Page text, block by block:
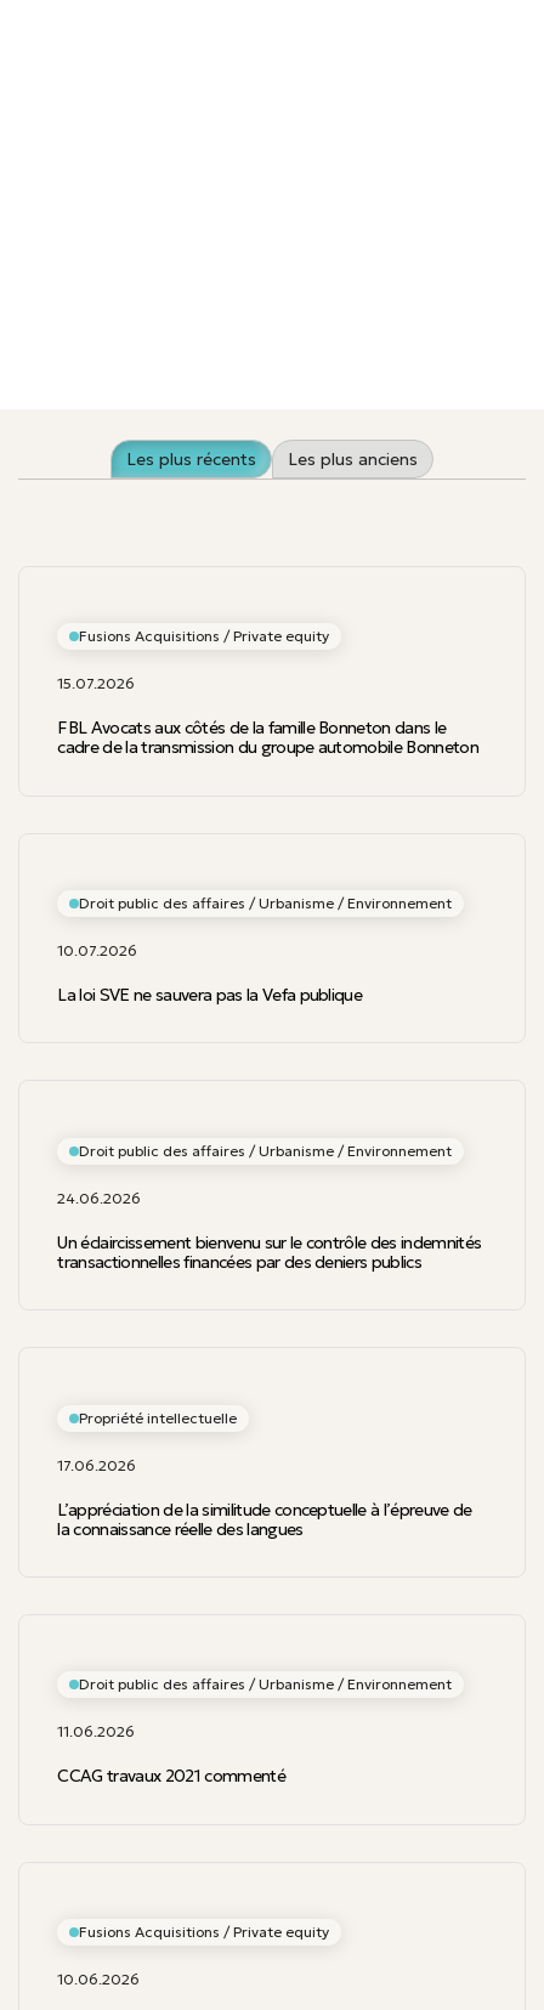
Les plus récents Les plus anciens
Fusions Acquisitions / Private equity
15.07.2026
FBL Avocats aux côtés de la famille Bonneton dans le
cadre de la transmission du groupe automobile Bonneton
Droit public des affaires / Urbanisme / Environnement
10.07.2026
La loi SVE ne sauvera pas la Vefa publique
Droit public des affaires / Urbanisme / Environnement
24.06.2026
Un éclaircissement bienvenu sur le contrôle des indemnités
transactionnelles financées par des deniers publics
Propriété intellectuelle
17.06.2026
L’appréciation de la similitude conceptuelle à l’épreuve de
la connaissance réelle des langues
Droit public des affaires / Urbanisme / Environnement
11.06.2026
CCAG travaux 2021 commenté
Fusions Acquisitions / Private equity
10.06.2026